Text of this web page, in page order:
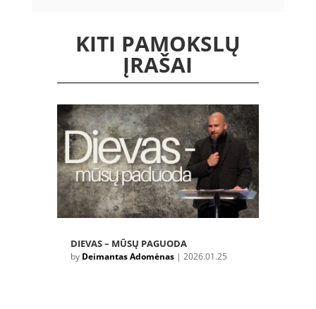
KITI PAMOKSLŲ
ĮRAŠAI
DIEVAS – MŪSŲ PAGUODA
by Deimantas Adomėnas| 2026.01.25